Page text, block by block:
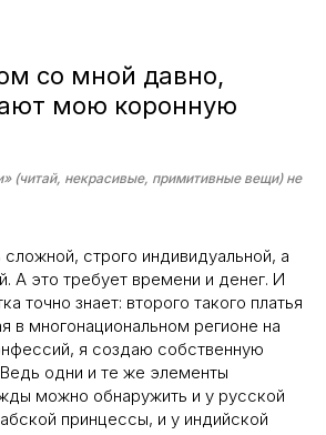
со мной давно,
мою коронную
(читай, некрасивые, примитивные вещи) не
строго индивидуальной, а
А это требует времени и денег. И
точно знает: второго такого платья
в многонациональном регионе на
я создаю собственную
одни и те же элементы
можно обнаружить и у русской
принцессы, и у индийской